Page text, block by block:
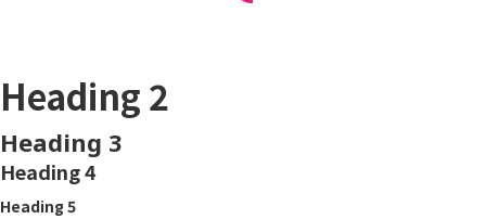
Heading 2
Heading 3
Heading 4
Heading 5